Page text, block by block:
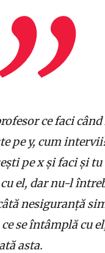
ce faci
pe y, cum
pe x și faci și
el, dar nu-l
nesiguranță
se întâmplă cu
asta.